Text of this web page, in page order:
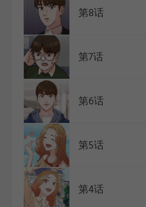
第8话
第7话
第6话
第5话
第4话